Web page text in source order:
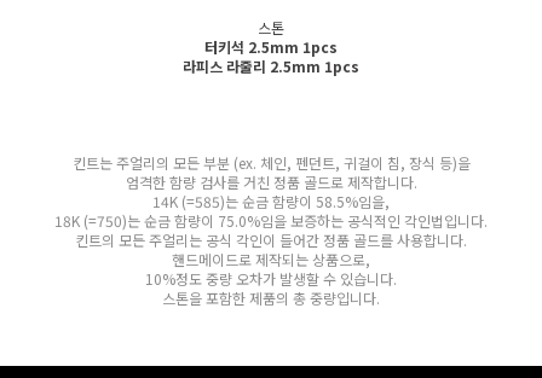
스톤
터키석 2.5mm 1pcs
라피스 라줄리 2.5mm 1pcs
킨트는 주얼리의 모든 부분 (ex. 체인, 펜던트, 귀걸이 침, 장식 등)을
엄격한 함량 검사를 거친 정품 골드로 제작합니다.
14K (=585)는 순금 함량이 58.5%임을,
18K (=750)는 순금 함량이 75.0%임을 보증하는 공식적인 각인법입니다.
킨트의 모든 주얼리는 공식 각인이 들어간 정품 골드를 사용합니다.
핸드메이드로 제작되는 상품으로,
10%정도 중량 오차가 발생할 수 있습니다.
스톤을 포함한 제품의 총 중량입니다.